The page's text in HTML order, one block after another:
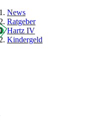
News
Ratgeber
Hartz IV
Kindergeld